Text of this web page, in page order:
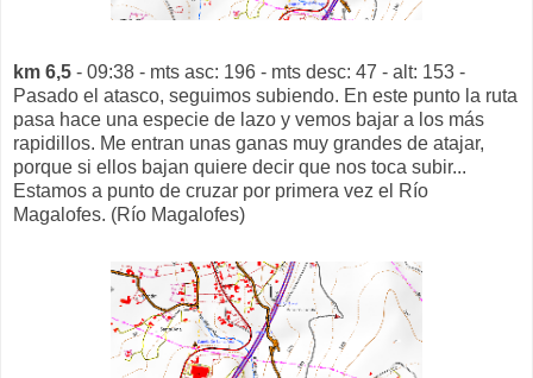
km 6,5 - 09:38 - mts asc: 196 - mts desc: 47 - alt: 153 -
Pasado el atasco, seguimos subiendo. En este punto la ruta
pasa hace una especie de lazo y vemos bajar a los más
rapidillos. Me entran unas ganas muy grandes de atajar,
porque si ellos bajan quiere decir que nos toca subir...
Estamos a punto de cruzar por primera vez el Río
Magalofes. (Río Magalofes)